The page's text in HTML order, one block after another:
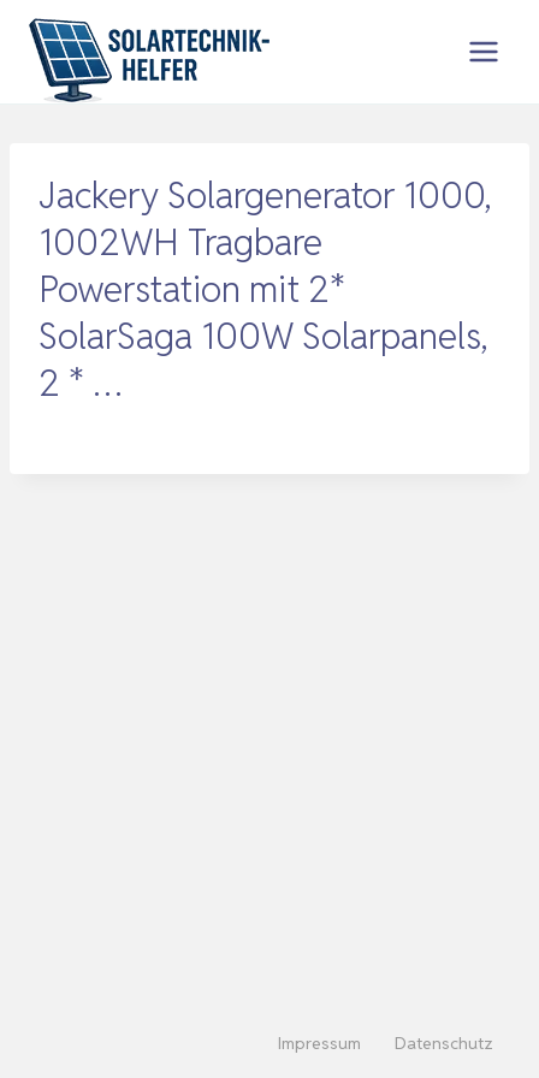
Zum
Inhalt
springen
Jackery Solargenerator 1000,
1002WH Tragbare
Powerstation mit 2*
SolarSaga 100W Solarpanels,
2 * …
Impressum Datenschutz